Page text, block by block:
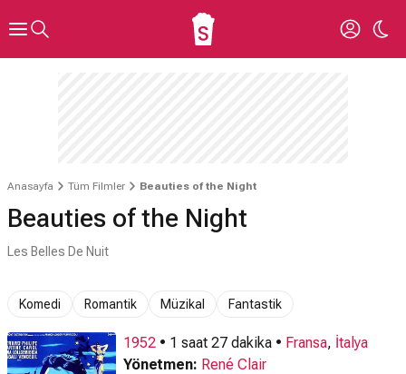
Anasayfa Tüm Filmler Beauties of the Night
Beauties of the Night
Les Belles De Nuit
Komedi Romantik Müzikal Fantastik
1952 • 1 saat 27 dakika • Fransa, İtalya
Yönetmen: René Clair